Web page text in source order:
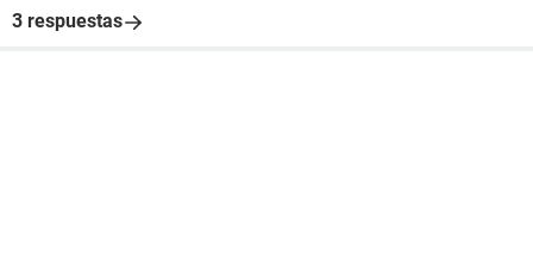
3 respuestas